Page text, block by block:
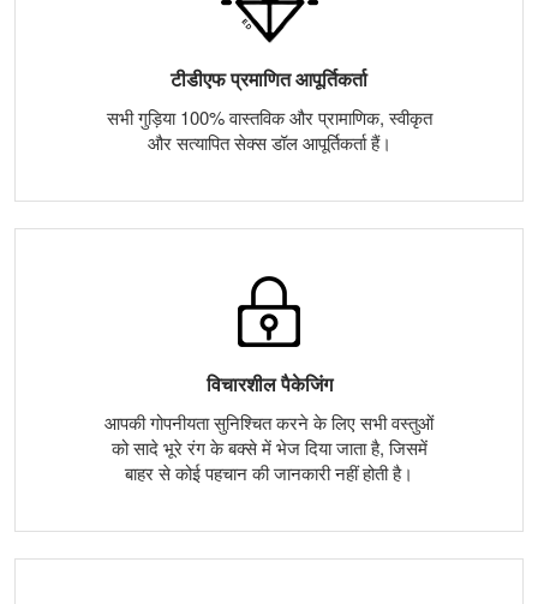
टीडीएफ प्रमाणित आपूर्तिकर्ता
सभी गुड़िया 100% वास्तविक और प्रामाणिक, स्वीकृत
और सत्यापित सेक्स डॉल आपूर्तिकर्ता हैं।
विचारशील पैकेजिंग
आपकी गोपनीयता सुनिश्चित करने के लिए सभी वस्तुओं
को सादे भूरे रंग के बक्से में भेज दिया जाता है, जिसमें
बाहर से कोई पहचान की जानकारी नहीं होती है।